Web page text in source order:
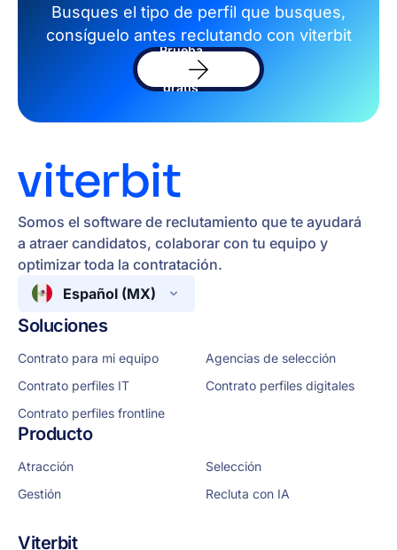
Busques el tipo de perfil que busques,
consíguelo antes reclutando con viterbit
Prueba
software
gratis
Somos el software de reclutamiento que te ayudará
a atraer candidatos, colaborar con tu equipo y
optimizar toda la contratación.
Español (MX)
Soluciones
Contrato para mi equipo
Agencias de selección
Contrato perfiles IT
Contrato perfiles digitales
Contrato perfiles frontline
Producto
Atracción
Selección
Gestión
Recluta con IA
Viterbit